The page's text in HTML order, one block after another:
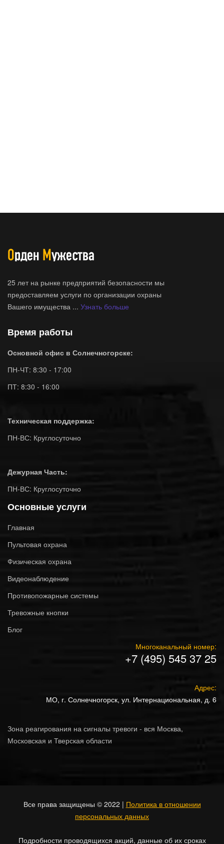
25 лет на рынке предприятий безопасности мы
предоставляем услуги по организации охраны
Вашего имущества ... Узнать больше
Время работы
Основной офис в Солнечногорске:
ПН-ЧТ: 8:30 - 17:00
ПТ: 8:30 - 16:00
Техническая поддержка:
ПН-ВС: Круглосуточно
Дежурная Часть:
ПН-ВС: Круглосуточно
Основные услуги
Главная
Пультовая охрана
Физическая охрана
Видеонаблюдение
Противопожарные системы
Тревожные кнопки
Блог
Многоканальный номер:
+7 (495) 545 37 25
Адрес:
МО, г. Солнечногорск, ул. Интернациональная, д. 6
Зона реагирования на сигналы тревоги - вся Москва,
Московская и Тверская области
Все права защищены © 2022 | Политика в отношении
персональных данных
Подробности проводящихся акций, данные об их сроках